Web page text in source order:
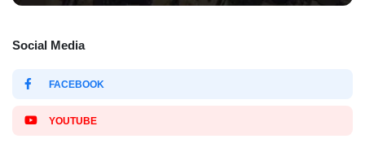
Social Media
FACEBOOK
YOUTUBE